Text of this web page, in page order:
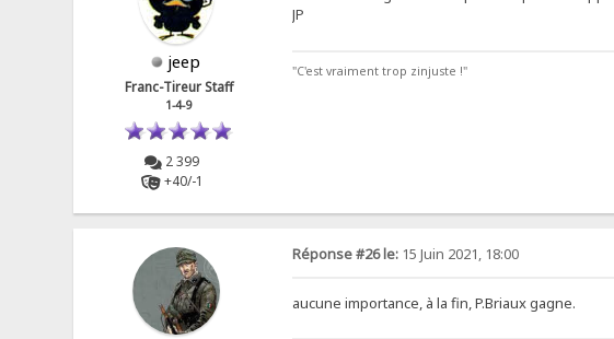
jeep
Franc-Tireur Staff
1-4-9
2 399
+40/-1
JP
"C'est vraiment trop zinjuste !"
Réponse #26 le:15 Juin 2021, 18:00
aucune importance, à la fin, P.Briaux gagne.